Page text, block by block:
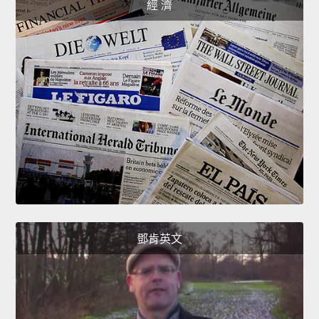
經 濟
鄧肯英文